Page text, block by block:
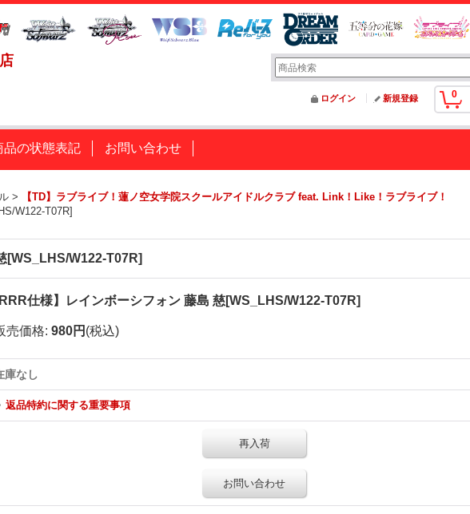
0
ログイン 新規登録
品の状態表記 お問い合わせ
>
【TD】ラブライブ！蓮ノ空女学院スクールアイドルクラブ feat. Link！Like！ラブライブ！
W122-T07R]
[WS_LHS/W122-T07R]
RRR仕様】レインボーシフォン 藤島 慈[WS_LHS/W122-T07R]
売価格: 980円 (税込)
庫なし
返品特約に関する重要事項
再入荷
お問い合わせ